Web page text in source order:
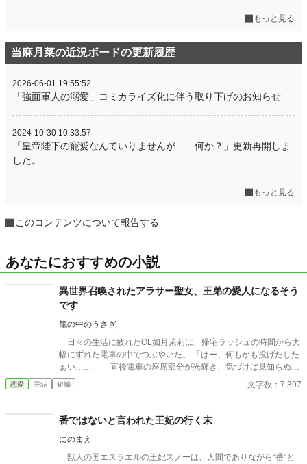
もっと見る
当麻月菜の近況ボードの更新履歴
2026-06-01 19:55:52
「強面軍人の溺愛」コミカライズ化に伴う取り下げのお知らせ
2024-10-30 10:33:57
「皇帝陛下の寵愛なんていりませんが……何か？」更新再開しま
した。
もっと見る
このコンテンツについて報告する
あなたにおすすめの小説
異世界召喚されたアラサー聖女、王弟の愛人になるそう
です
籠の中のうさぎ
日々の生活に疲れたOL如月茉莉は、帰宅ラッシュの時間から大
幅にずれた電車の中でつぶやいた。 「はー、何もかも投げだした
ぁい……」 直後電車の座席部分が光輝き、気づけば見知らぬ異
世界に聖女として召喚されていた。 十六歳の王子と結婚？未成
年淫行罪というものがありまして。 王様の側妃？三十年間一夫
盾となる大義名分が欲しい王家と、王家の一員になるのは荷が勝
ちすぎるので遠慮したい茉莉。 そんな中、王弟陛下が名案と言
恋愛 完結 短編 文字数：7,397
番ではないと言われた王妃の行く末
にのまえ
獣人の国エスラエルの王妃スノーは、人間でありながら“番”と